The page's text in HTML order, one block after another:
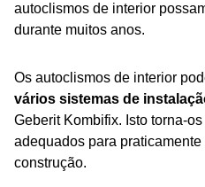
autoclismos de interior
durante muitos anos.
Os autoclismos de interior
vários sistemas de
Geberit Kombifix. Isto torna-
adequados para
construção.